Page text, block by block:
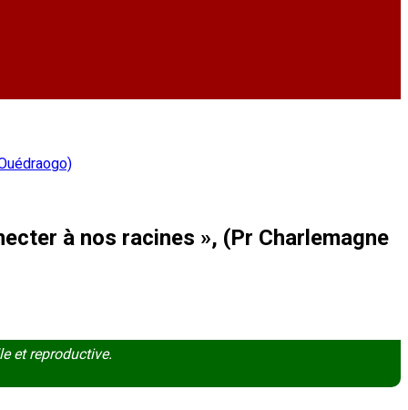
à nos racines », (Pr Charlemagne
et reproductive.